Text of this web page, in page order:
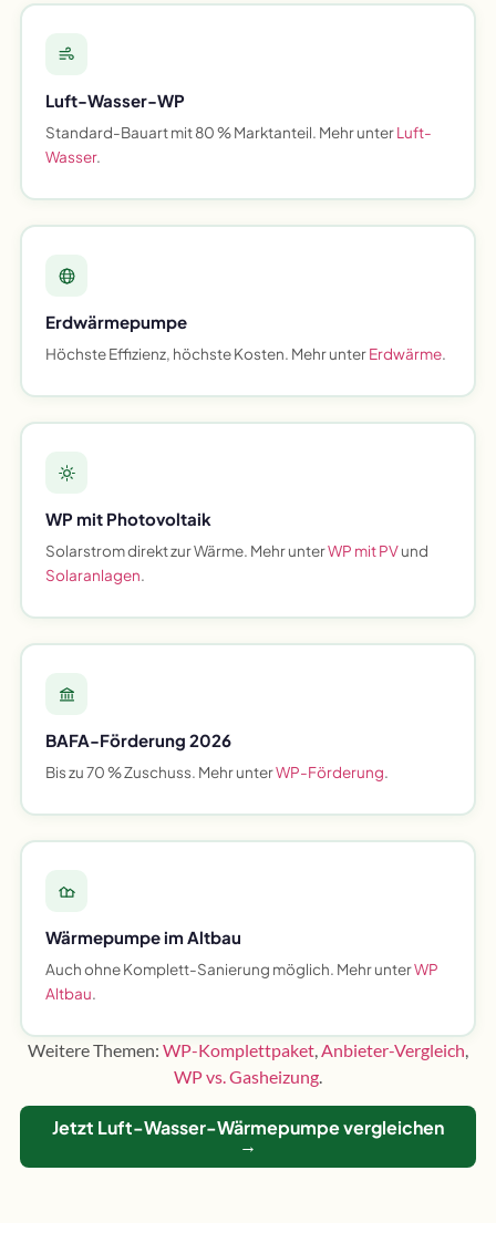
Luft-Wasser-WP
Standard-Bauart mit 80 % Marktanteil. Mehr unterLuft-
Wasser.
Erdwärmepumpe
Höchste Effizienz, höchste Kosten. Mehr unterErdwärme.
WP mit Photovoltaik
Solarstrom direkt zur Wärme. Mehr unterWP mit PVund
Solaranlagen.
BAFA-Förderung 2026
Bis zu 70 % Zuschuss. Mehr unterWP-Förderung.
Wärmepumpe im Altbau
Auch ohne Komplett-Sanierung möglich. Mehr unterWP
Altbau.
Weitere Themen: WP-Komplettpaket Anbieter-Vergleich
WP vs. Gasheizung
Jetzt Luft-Wasser-Wärmepumpe vergleichen
→